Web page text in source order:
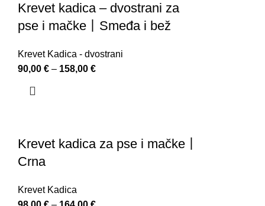
Krevet kadica – dvostrani za
pse i mačke丨Smeđa i bež
Krevet Kadica - dvostrani
90,00 € – 158,00 €
Krevet kadica za pse i mačke丨
Crna
Krevet Kadica